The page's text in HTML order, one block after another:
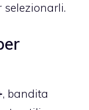
, bandita